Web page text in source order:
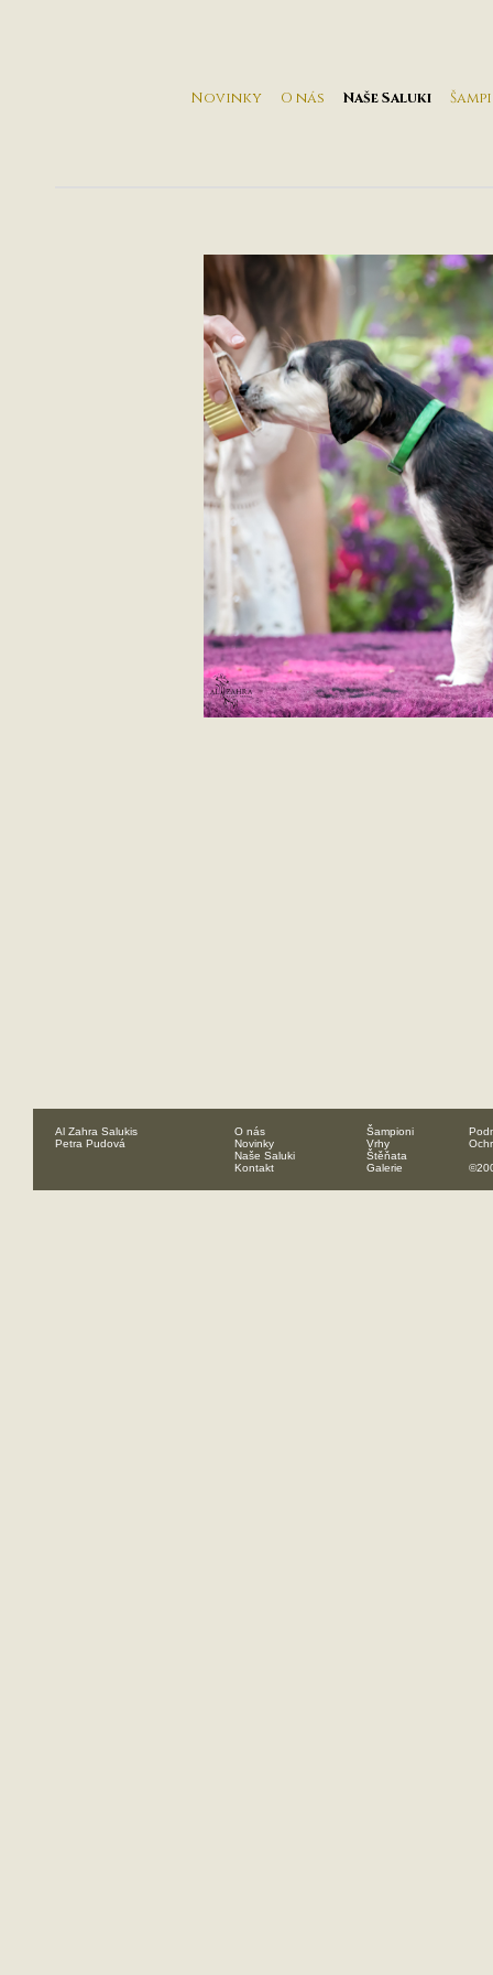
Novinky O nás Naše Saluki
Al Zahra Salukis O nás Šampioni
Petra Pudová
Novinky Vrhy
Naše Saluki
Štěňata
Kontakt
Galerie